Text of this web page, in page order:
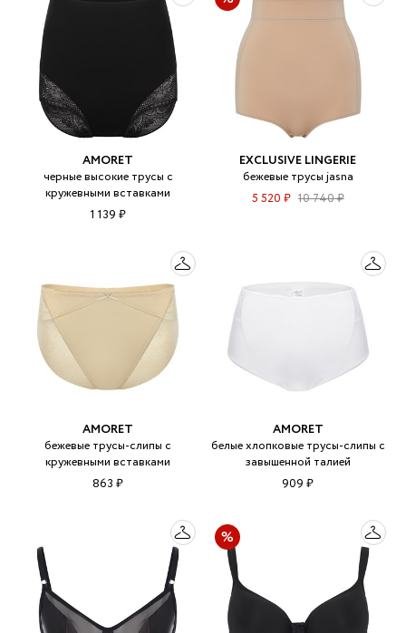
AMORET
черные высокие трусы с
кружевными вставками
1 139 ₽
EXCLUSIVE LINGERIE
бежевые трусы jasna
5 520 ₽ 10 740 ₽
AMORET
бежевые трусы-слипы с
кружевными вставками
863 ₽
AMORET
белые хлопковые трусы-слипы с
завышенной талией
909 ₽